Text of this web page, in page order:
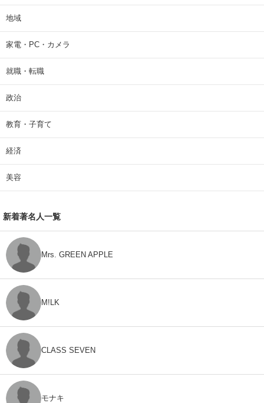
地域
家電・PC・カメラ
就職・転職
政治
教育・子育て
経済
美容
新着著名人一覧
Mrs. GREEN APPLE
M!LK
CLASS SEVEN
モナキ